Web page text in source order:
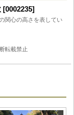
[0002235]
関心の高さを表してい
転載禁止